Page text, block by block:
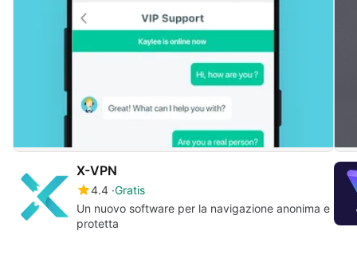
X-VPN
4.4 Gratis
Un nuovo software per la navigazione anonima e
protetta